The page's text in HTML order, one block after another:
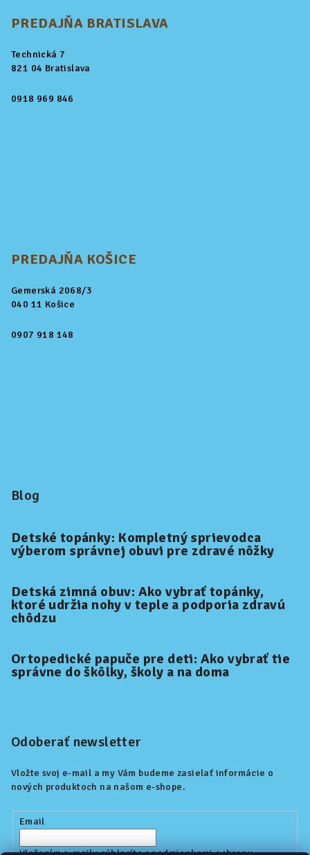
PREDAJŇA BRATISLAVA
Technická 7
821 04 Bratislava
0918 969 846
PREDAJŇA KOŠICE
Gemerská 2068/3
040 11 Košice
0907 918 148
Blog
Detské topánky: Kompletný sprievodca
výberom správnej obuvi pre zdravé nôžky
Detská zimná obuv: Ako vybrať topánky,
ktoré udržia nohy v teple a podporia zdravú
chôdzu
Ortopedické papuče pre deti: Ako vybrať tie
správne do škôlky, školy a na doma
Odoberať newsletter
Vložte svoj e-mail a my Vám budeme zasielať informácie o
nových produktoch na našom e-shope.
Email